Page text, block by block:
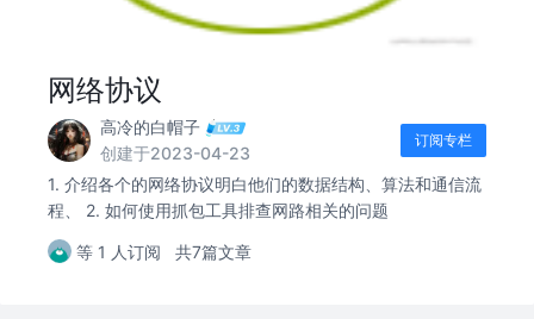
网络协议
高冷的白帽子
创建于2023-04-23
订阅专栏
1. 介绍各个的网络协议明白他们的数据结构、算法和通信流
程、 2. 如何使用抓包工具排查网路相关的问题
等 1 人订阅 共7篇文章